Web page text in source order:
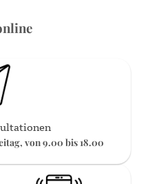
von 9.00 bis 18.00